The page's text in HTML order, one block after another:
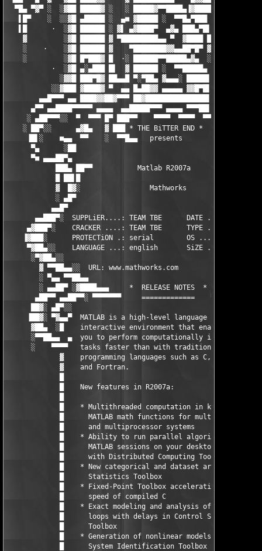
▀█▄ ▀▓▀ ░  ░▓██ █████▓ ░   ░
▌█▀    ░  ░░▓█ ▄█████ ░  ▄■ ▓█████ ░  ▀▀█▄▀███
▌█      ·  ░▓█ ██████ ░ ▓▌ ▄▓████▀  ▄▓▄ ███▄▀█▌ █████▄ ░
▓         ░▓█ ██████ ▓ ▀█████████▄▄ ▀  ▓████ █ █████▓ ▓
░    ·    ░▓█ ██████ ▓    ▀████████▓▓▄▄██▀█▀ ▓ ████▓▓  ▄▄▄
░         ░▓█ █▀███▓ █  ·░ ██████▀▀█████▄▓▄  ░ ▀░▀██▓███▀
·  ░▓█ ▄░▄███ █▌  ▓ ██████ ░  ▀▀█████▄  █▄████▀
░▓▓█ ███▀█▓ ██▄▄█ ▀░▀██▄ ▓▄▄▄░ █████▌ ███▀██ ▄▀▀
░░▓███ ▓████▓ ▀  ▄▄ █▄██▓▓ ▄▄▄▄▄ ▓▓█▀█▌ █████▓
▄▄█▀▀▀ ▄▄ ████▓▓██▓▀▀▀
▄▀▀ ▄▄████▀▀▀▀▀ ▄▄▄▄  ▄▄█████▀▀▀ ▄▄▄▄ ▀▀▀██▌▐█████▀▀▀
░ ▄██▀▀▀░░  ▀  ▀▀▀ █▀ ███▀▀    ▀▀▀▀  ▀▀▀▀  ▀▀▀▀▀    ▀▀▀
░ ██▀░░      ▄▓█▄   ▓ ███ * THE BiTTER END *
▐█▌░    ■▄▄  ▀▀    ░  ▀▀█▄▄   presents                 ▀
▀▄      ░██
▀■ ▄▄▄██▀▄
███▄ ██▀▀           Matlab R2007a           ▀▀██
▓  █▓░                 Mathworks
░ ▄█▀
▄▄█▀
▄▄███▀░  SUPPLiER....: TEAM TBE      DATE ...:
▄▓███▀░    CRACKER ....: TEAM TBE      TYPE ...: util
▐▓███░      PROTECTiON .: serial        OS .....: win32/
▀▓██▄░░    LANGUAGE ...: english       SiZE ...: 1 DVD
░▀▓██▄░░
▓ ▀▀██▄▄░░  URL: www.mathworks.com
░ ▀▄▄ ▀▀██▄▄
░ ▄▄██▀ ░▓████▄▄▄     *  RELEASE NOTES  *
▄██▀▀ ▄▄██▀▀░ ▀▀▀▀▀▀▀     =============    ▀▀▀▀▀▀▀
██▓░ ▄█▀░░
▐██▓░ ▀▓▄▄▀  MATLAB is a high-level language and
▓██▄  ░█    interactive environment that enables
░▀▀██▄▄  ▄  you to perform computationally intensive
░    ▀▀▀▀   tasks faster than with traditional
▓    programming languages such as C, C++,
▓    and Fortran.
█    New features in R2007a:
█    * Multithreaded computation in key
█      MATLAB math functions for multicore
█      and multiprocessor systems
█    * Ability to run parallel algorithms in
█      MATLAB sessions on your desktop
█      with Distributed Computing Toolbox
█    * New categorical and dataset arrays in
█      Statistics Toolbox
█    * Fixed-Point Toolbox acceleration at the
█      speed of compiled C
█    * Exact modeling and analysis of control
█      loops with delays in Control System
█      Toolbox
█    * Generation of nonlinear models with
█      System Identification Toolbox